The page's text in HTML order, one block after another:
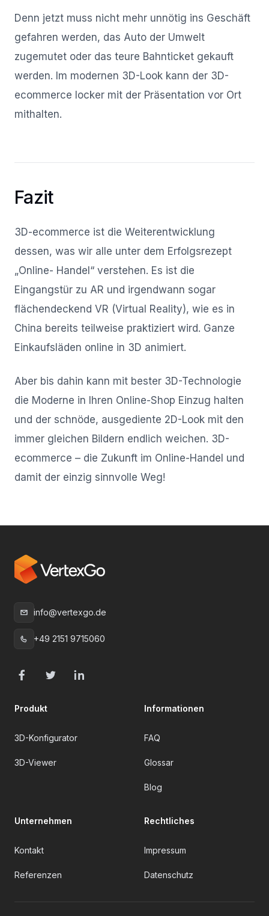
Denn jetzt muss nicht mehr unnötig ins Geschäft
gefahren werden, das Auto der Umwelt
zugemutet oder das teure Bahnticket gekauft
werden. Im modernen 3D-Look kann der 3D-
ecommerce locker mit der Präsentation vor Ort
mithalten.
Fazit
3D-ecommerce ist die Weiterentwicklung
dessen, was wir alle unter dem Erfolgsrezept
„Online- Handel“ verstehen. Es ist die
Eingangstür zu AR und irgendwann sogar
flächendeckend VR (Virtual Reality), wie es in
China bereits teilweise praktiziert wird. Ganze
Einkaufsläden online in 3D animiert.
Aber bis dahin kann mit bester 3D-Technologie
die Moderne in Ihren Online-Shop Einzug halten
und der schnöde, ausgediente 2D-Look mit den
immer gleichen Bildern endlich weichen. 3D-
ecommerce – die Zukunft im Online-Handel und
damit der einzig sinnvolle Weg!
E-Mail:
info@vertexgo.de
Telefon :
+49 2151 9715060
FacebookTwitter LinkedIn
Produkt
3D-Konfigurator
3D-Viewer
Informationen
FAQ
Glossar
Blog
Unternehmen
Kontakt
Referenzen
Rechtliches
Impressum
Datenschutz